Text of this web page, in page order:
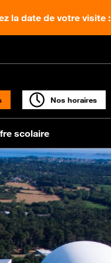
la date de votre visite :
Nos horaires
scolaire